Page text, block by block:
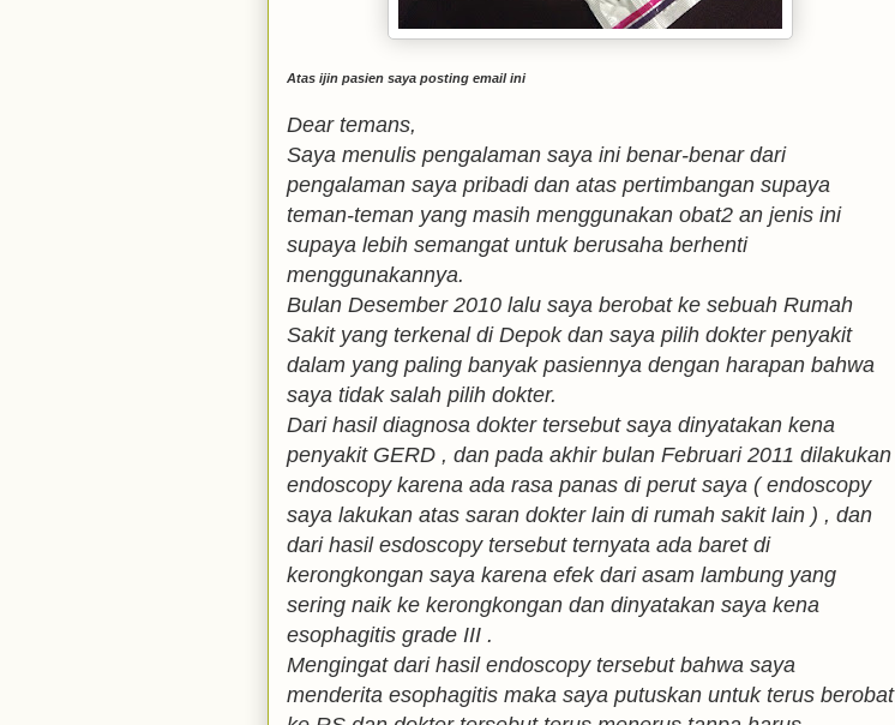
Atas ijin pasien saya posting email ini
Dear temans,
Saya menulis pengalaman saya ini benar-benar dari
pengalaman saya pribadi dan atas pertimbangan supaya
teman-teman yang masih menggunakan obat2 an jenis ini
supaya lebih semangat untuk berusaha berhenti
menggunakannya.
Bulan Desember 2010 lalu saya berobat ke sebuah Rumah
Sakit yang terkenal di Depok dan saya pilih dokter penyakit
dalam yang paling banyak pasiennya dengan harapan bahwa
saya tidak salah pilih dokter.
Dari hasil diagnosa dokter tersebut saya dinyatakan kena
penyakit GERD , dan pada akhir bulan Februari 2011 dilakukan
endoscopy karena ada rasa panas di perut saya ( endoscopy
saya lakukan atas saran dokter lain di rumah sakit lain ) , dan
dari hasil esdoscopy tersebut ternyata ada baret di
kerongkongan saya karena efek dari asam lambung yang
sering naik ke kerongkongan dan dinyatakan saya kena
esophagitis grade III .
Mengingat dari hasil endoscopy tersebut bahwa saya
menderita esophagitis maka saya putuskan untuk terus berobat